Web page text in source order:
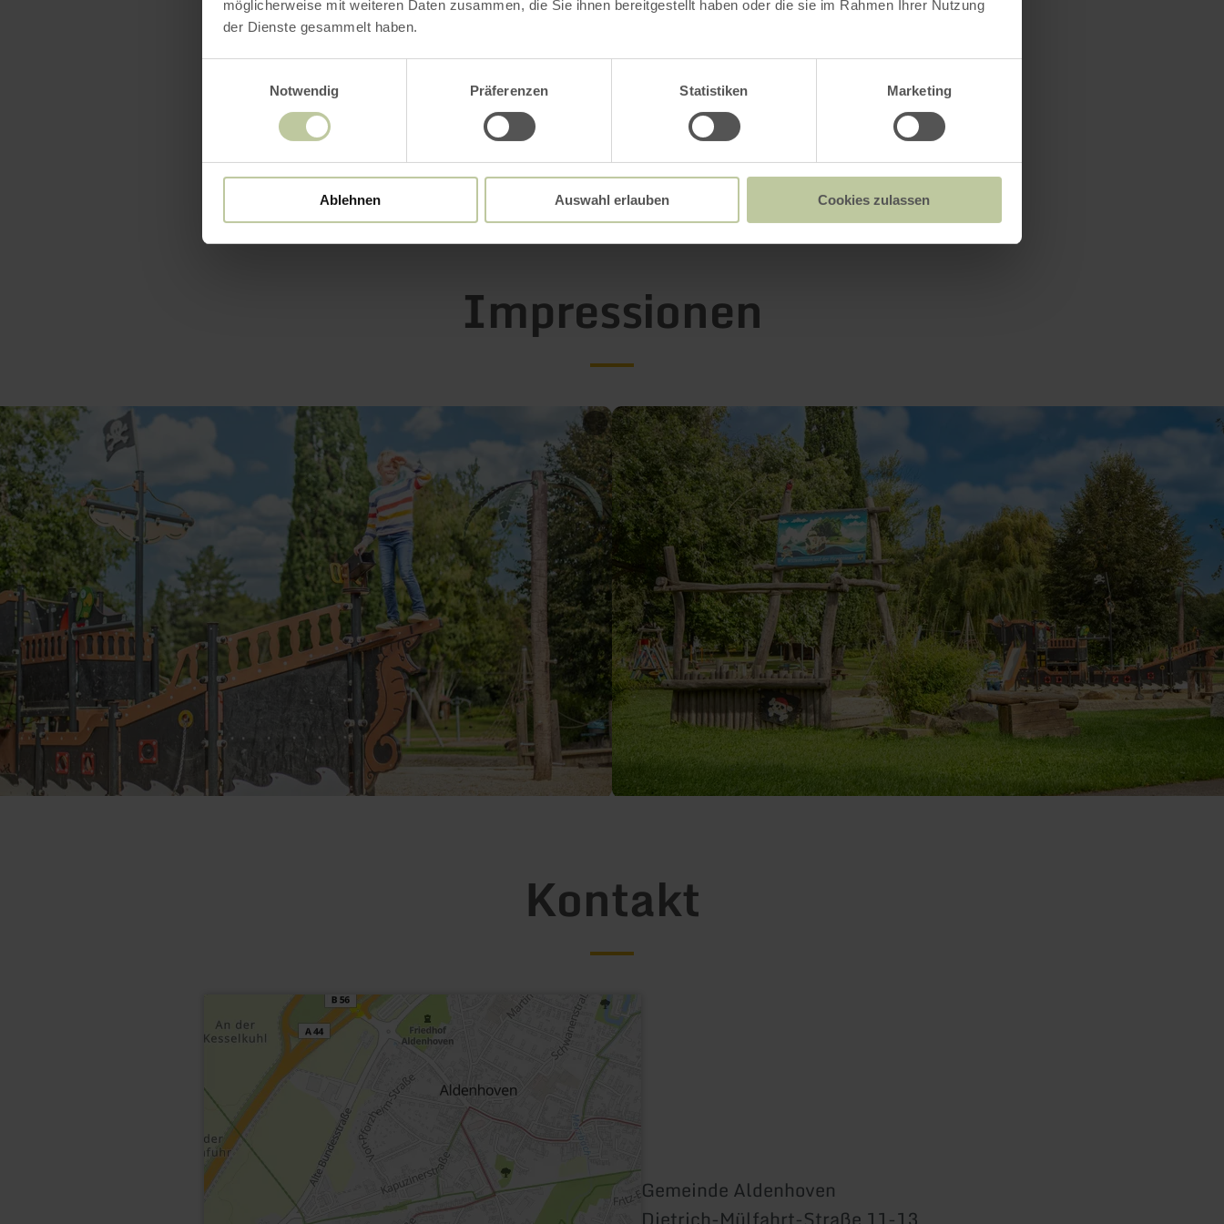
möglicherweise mit weiteren Daten zusammen, die Sie ihnen bereitgestellt haben oder die sie im Rahmen Ihrer Nutzung
der Dienste gesammelt haben.
Notwendig
Präferenzen Statistiken Marketing
Ablehnen Auswahl erlauben Cookies zulassen
oder verschiedenen Obstgehölzen. Wer hier Ruhe sucht oder einfach
Indeaue führen. Dort warten ein „Speisewagen“, Spielbereiche für
Kinder, großzügige ergonomische Betonliegen sowie sanfte, begrünte
Hügel in den „Liegewagen“ – ein Ort, der Naturerlebnis und Erholung
charmant miteinander verbindet.
Impressionen
Kontakt
Gemeinde Aldenhoven